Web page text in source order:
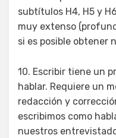
subtítulos H4, H5 y
muy extenso
si es posible obtener
10. Escribir tiene un
hablar. Requiere un
redacción y
escribimos como
nuestros